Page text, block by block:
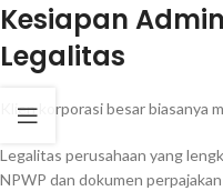
Kesiapan
Legalitas
Klien korporasi besar biasanya
Legalitas perusahaan yang
NPWP dan dokumen